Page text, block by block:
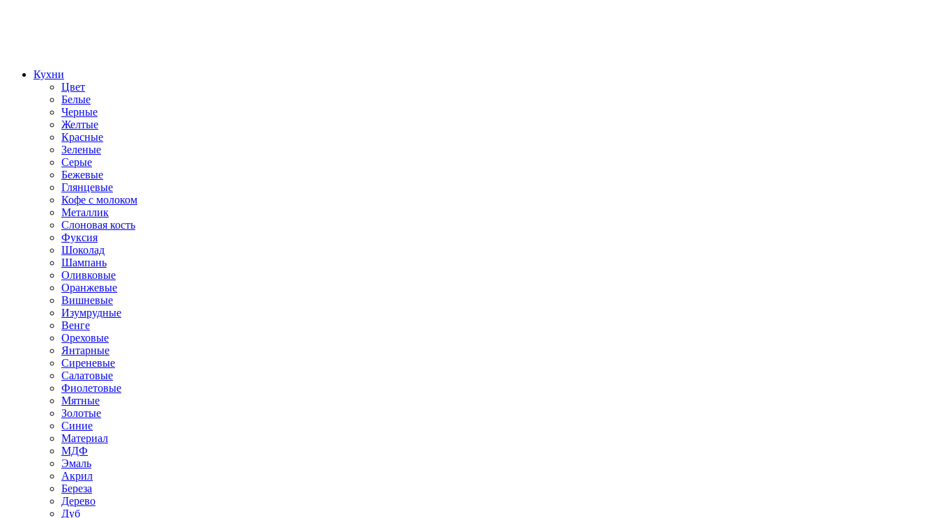
Кухни
Цвет
Белые
Черные
Желтые
Красные
Зеленые
Серые
Бежевые
Глянцевые
Кофе с молоком
Металлик
Слоновая кость
Фуксия
Шоколад
Шампань
Оливковые
Оранжевые
Вишневые
Изумрудные
Венге
Ореховые
Янтарные
Сиреневые
Салатовые
Фиолетовые
Мятные
Золотые
Синие
Материал
МДФ
Эмаль
Акрил
Береза
Дерево
Дуб